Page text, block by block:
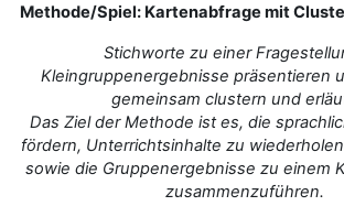
Methode/Spiel: Kartenabfrage mit
Stichworte zu einer
Kleingruppenergebnisse präsentieren
gemeinsam clustern und
Das Ziel der Methode ist es, die
fördern, Unterrichtsinhalte zu
sowie die Gruppenergebnisse zu einem
zusammenzuführen.